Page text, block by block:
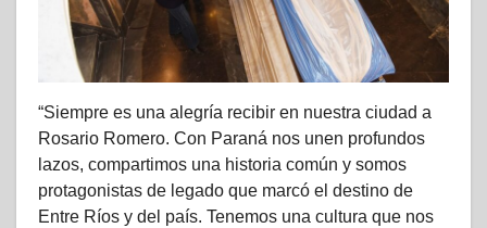
“Siempre es una alegría recibir en nuestra ciudad a
Rosario Romero. Con Paraná nos unen profundos
lazos, compartimos una historia común y somos
protagonistas de legado que marcó el destino de
Entre Ríos y del país. Tenemos una cultura que nos